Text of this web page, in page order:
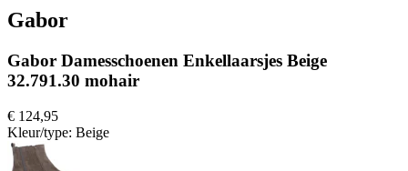
Gabor
Gabor Damesschoenen Enkellaarsjes Beige
32.791.30 mohair
€ 124,95
Kleur/type: Beige